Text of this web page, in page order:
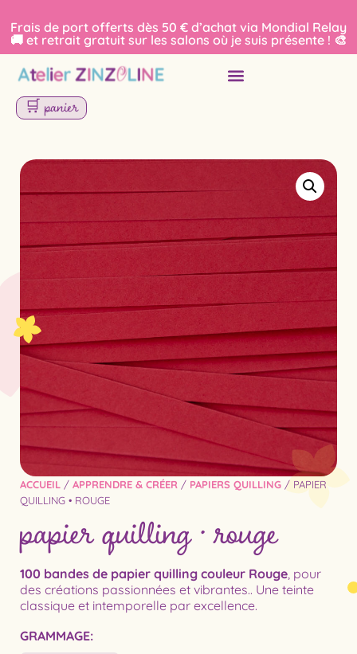
Frais de port offerts dès 50 € d’achat via Mondial Relay
🚚 et retrait gratuit sur les salons où je suis présente ! 🎨
🛒 panier
ACCUEIL / APPRENDRE & CRÉER / PAPIERS QUILLING / PAPIER
QUILLING • ROUGE
papier quilling • rouge
100 bandes de papier quilling couleur Rouge, pour
des créations passionnées et vibrantes.. Une teinte
classique et intemporelle par excellence.
GRAMMAGE